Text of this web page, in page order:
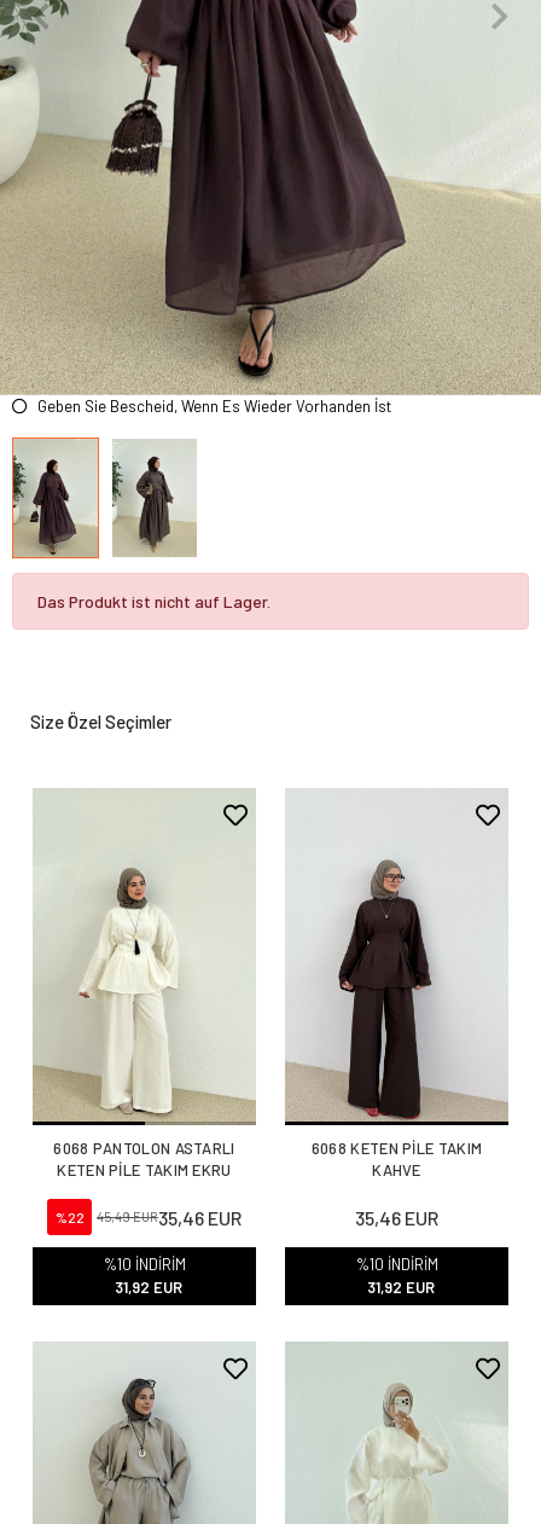
Geben Sie Bescheid, Wenn Es Wieder Vorhanden İst
Das Produkt ist nicht auf Lager.
Size Özel Seçimler
6068 PANTOLON ASTARLI
KETEN PİLE TAKIM EKRU
%22 45,49 EUR35,46 EUR
%10 İNDİRİM
31,92 EUR
6068 KETEN PİLE TAKIM
KAHVE
35,46 EUR
%10 İNDİRİM
31,92 EUR